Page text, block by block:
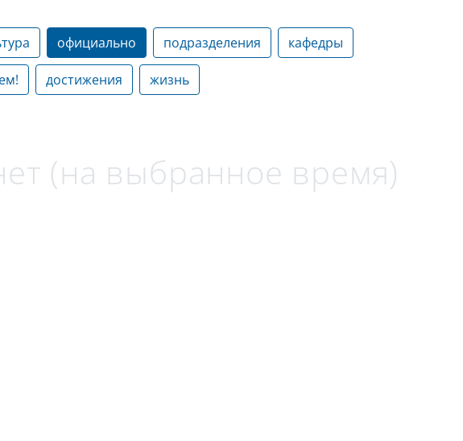
официально подразделения кафедры
достижения жизнь
(на выбранное время)